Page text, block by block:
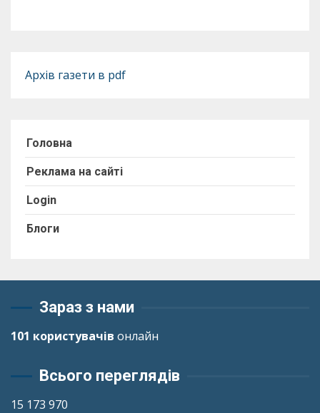
Архів газети в pdf
Головна
Реклама на сайті
Login
Блоги
Зараз з нами
101 користувачів онлайн
Всього переглядів
15 173 970